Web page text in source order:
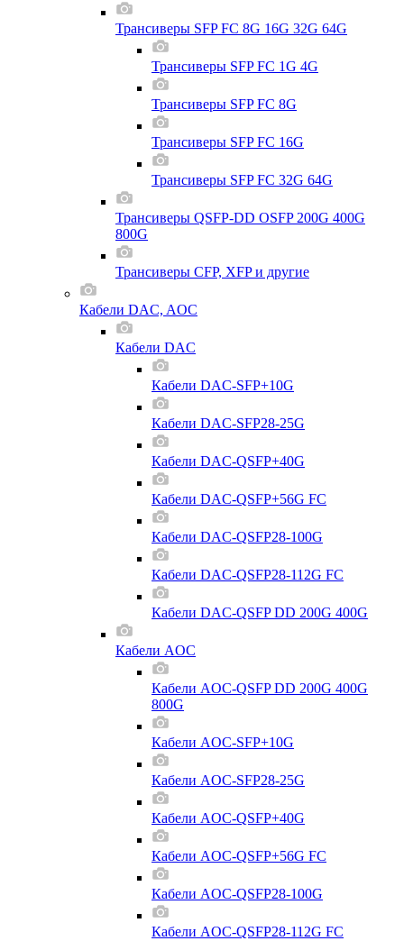
Трансиверы SFP FC 8G 16G 32G 64G
Трансиверы SFP FC 1G 4G
Трансиверы SFP FC 8G
Трансиверы SFP FC 16G
Трансиверы SFP FC 32G 64G
Трансиверы QSFP-DD OSFP 200G 400G
800G
Трансиверы CFP, XFP и другие
Кабели DAC, AOC
Кабели DAC
Кабели DAC-SFP+10G
Кабели DAC-SFP28-25G
Кабели DAC-QSFP+40G
Кабели DAC-QSFP+56G FC
Кабели DAC-QSFP28-100G
Кабели DAC-QSFP28-112G FC
Кабели DAC-QSFP DD 200G 400G
Кабели AOC
Кабели AOC-QSFP DD 200G 400G
800G
Кабели AOC-SFP+10G
Кабели AOC-SFP28-25G
Кабели AOC-QSFP+40G
Кабели AOC-QSFP+56G FC
Кабели AOC-QSFP28-100G
Кабели AOC-QSFP28-112G FC